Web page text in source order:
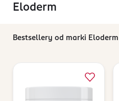
Eloderm
Bestsellery od marki Eloderm